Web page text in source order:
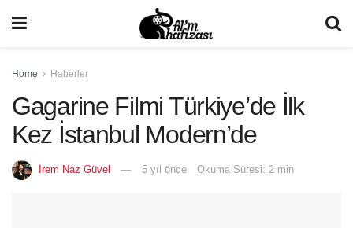
Home Haberler
Gagarine Filmi Türkiye’de İlk
Kez İstanbul Modern’de
İrem Naz Güvel 5 yıl önce Okuma Süresi: 2 min